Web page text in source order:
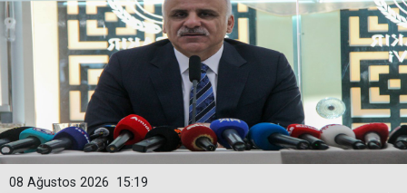
15:19
08 Ağustos 2026